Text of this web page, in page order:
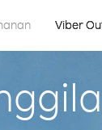
Viber